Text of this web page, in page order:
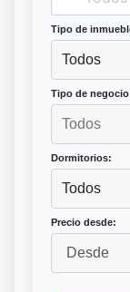
Tipo de
Todos
Tipo de
Dormitorios:
Todos
Precio desde: